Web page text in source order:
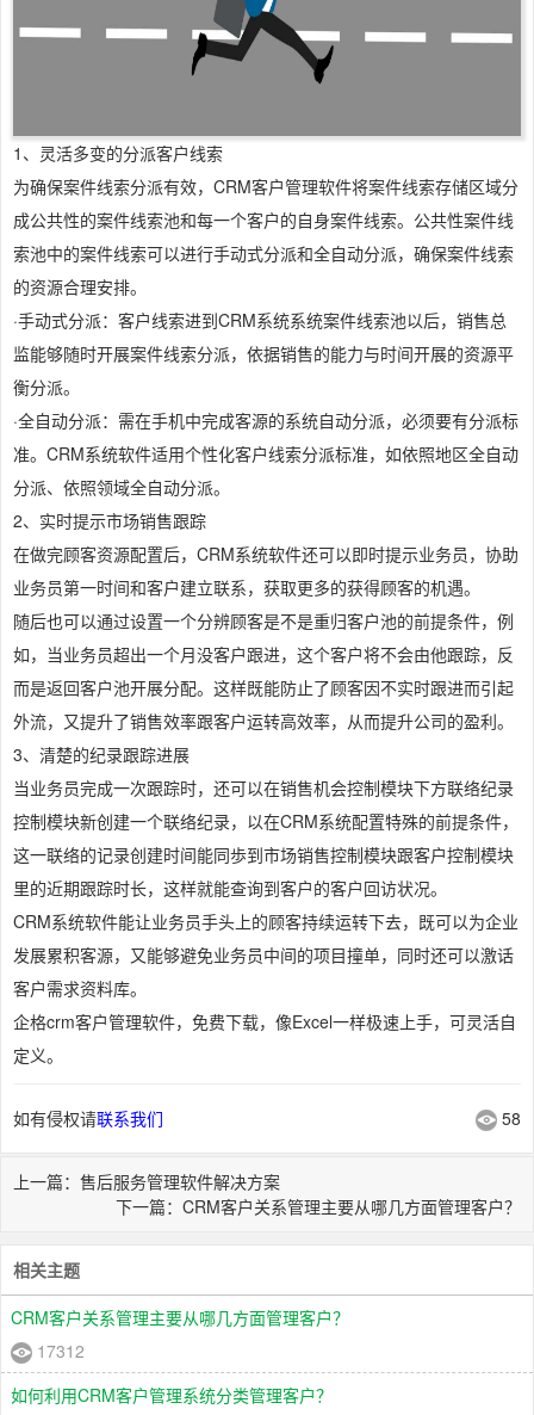
1、灵活多变的分派客户线索
为确保案件线索分派有效，CRM客户管理软件将案件线索存储区域分
成公共性的案件线索池和每一个客户的自身案件线索。公共性案件线
索池中的案件线索可以进行手动式分派和全自动分派，确保案件线索
的资源合理安排。
·手动式分派：客户线索进到CRM系统系统案件线索池以后，销售总
监能够随时开展案件线索分派，依据销售的能力与时间开展的资源平
衡分派。
·全自动分派：需在手机中完成客源的系统自动分派，必须要有分派标
准。CRM系统软件适用个性化客户线索分派标准，如依照地区全自动
分派、依照领域全自动分派。
2、实时提示市场销售跟踪
在做完顾客资源配置后，CRM系统软件还可以即时提示业务员，协助
业务员第一时间和客户建立联系，获取更多的获得顾客的机遇。
随后也可以通过设置一个分辨顾客是不是重归客户池的前提条件，例
如，当业务员超出一个月没客户跟进，这个客户将不会由他跟踪，反
而是返回客户池开展分配。这样既能防止了顾客因不实时跟进而引起
外流，又提升了销售效率跟客户运转高效率，从而提升公司的盈利。
3、清楚的纪录跟踪进展
当业务员完成一次跟踪时，还可以在销售机会控制模块下方联络纪录
控制模块新创建一个联络纪录，以在CRM系统配置特殊的前提条件，
这一联络的记录创建时间能同歩到市场销售控制模块跟客户控制模块
里的近期跟踪时长，这样就能查询到客户的客户回访状况。
CRM系统软件能让业务员手头上的顾客持续运转下去，既可以为企业
发展累积客源，又能够避免业务员中间的项目撞单，同时还可以激话
客户需求资料库。
企格crm客户管理软件，免费下载，像Excel一样极速上手，可灵活自
定义。
如有侵权请联系我们 58
上一篇：售后服务管理软件解决方案
下一篇：CRM客户关系管理主要从哪几方面管理客户？
相关主题
CRM客户关系管理主要从哪几方面管理客户？
17312
如何利用CRM客户管理系统分类管理客户？